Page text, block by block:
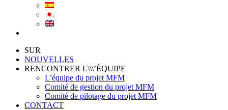
SUR
NOUVELLES
RENCONTRER L\\\’ÉQUIPE
L’équipe du projet MFM
Comité de gestion du projet MFM
Comité de pilotage du projet MFM
CONTACT